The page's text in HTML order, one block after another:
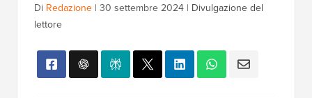
Di Redazione | 30 settembre 2024 | Divulgazione del
lettore